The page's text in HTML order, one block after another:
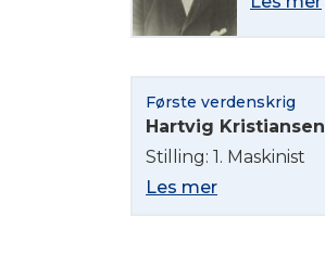
Første verdenskrig
Hartvig Kristiansen
Stilling: 1. Maskinist
Les mer